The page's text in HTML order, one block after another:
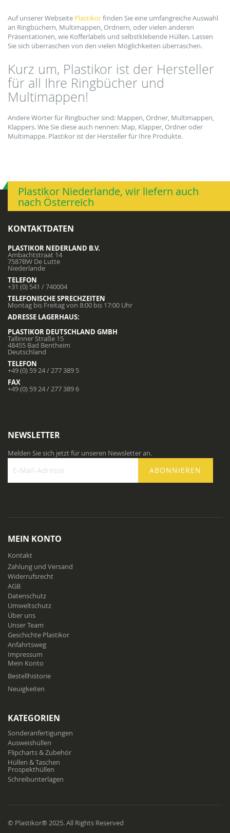
Auf unserer Webseite Plastikorfinden Sie eine umfangreiche Auswahl
an Ringbüchern, Multimappen, Ordnern, oder vielen anderen
Präsentationen, wie Kofferlabels und selbstklebende Hüllen. Lassen
Sie sich überraschen von den vielen Möglichkeiten überraschen.
Kurz um, Plastikor ist der Hersteller
für all Ihre Ringbücher und
Multimappen!
Andere Wörter für Ringbücher sind: Mappen, Ordner, Multimappen,
Klappers. Wie Sie diese auch nennen: Map, Klapper, Ordner oder
Multimappe. Plastikor ist der Hersteller für Ihre Produkte.
Plastikor Niederlande, wir liefern auch
nach Österreich
KONTAKTDATEN
PLASTIKOR NEDERLAND B.V.
Ambachtstraat 14
7587BW De Lutte
Niederlande
TELEFON
+31 (0) 541 / 740004
TELEFONISCHE SPRECHZEITEN
Montag bis Freitag von 8:00 bis 17:00 Uhr
ADRESSE LAGERHAUS:
PLASTIKOR DEUTSCHLAND GMBH
Tallinner Straße 15
48455 Bad Bentheim
Deutschland
TELEFON
+49 (0) 59 24 / 277 389 5
FAX
+49 (0) 59 24 / 277 389 6
NEWSLETTER
Melden Sie sich jetzt für unseren Newsletter an.
Newsletter
ABONNIEREN
MEIN KONTO
Kontakt
Zahlung und Versand
Widerrufsrecht
AGB
Datenschutz
Umweltschutz
Über uns
Unser Team
Geschichte Plastikor
Anfahrtsweg
Impressum
Mein Konto
Bestellhistorie
Neuigkeiten
KATEGORIEN
Sonderanfertigungen
Ausweishüllen
Flipcharts & Zubehör
Hüllen & Taschen
Prospekthüllen
Schreibunterlagen
© Plastikor® 2025. All Rights Reserved